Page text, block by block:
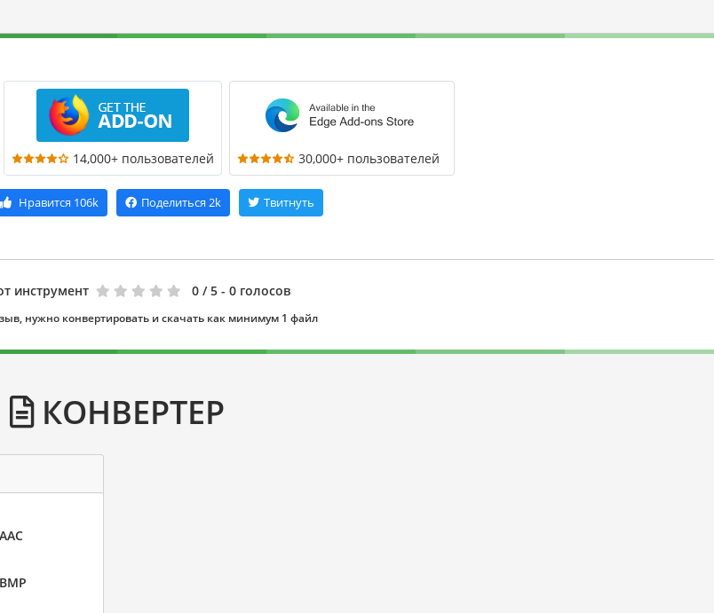
14,000+ пользователей 30,000+ пользователей
Нравится 106k Поделиться 2k Твитнуть
инструмент 0 / 5 - 0 голосов
нужно конвертировать и скачать как минимум 1 файл
КОНВЕРТЕР